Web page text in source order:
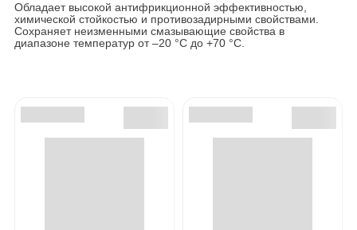
Обладает высокой антифрикционной эффективностью,
химической стойкостью и противозадирными свойствами.
Сохраняет неизменными смазывающие свойства в
диапазоне температур от –20 °С до +70 °С.